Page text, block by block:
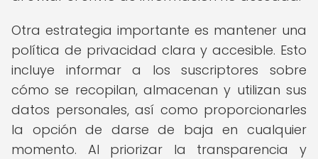
Otra estrategia importante es mantener una
política de privacidad clara y accesible. Esto
incluye informar a los suscriptores sobre
cómo se recopilan, almacenan y utilizan sus
datos personales, así como proporcionarles
la opción de darse de baja en cualquier
momento. Al priorizar la transparencia y